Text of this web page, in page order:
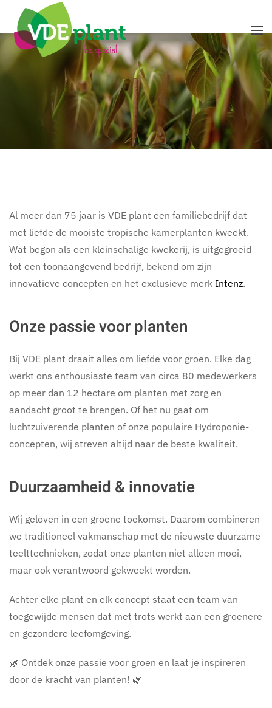
Terug naar hoofdinhoud
Al meer dan 75 jaar is VDE plant een familiebedrijf dat
met liefde de mooiste tropische kamerplanten kweekt.
Wat begon als een kleinschalige kwekerij, is uitgegroeid
tot een toonaangevend bedrijf, bekend om zijn
innovatieve concepten en het exclusieve merk Intenz.
Onze passie voor planten
Bij VDE plant draait alles om liefde voor groen. Elke dag
werkt ons enthousiaste team van circa 80 medewerkers
op meer dan 12 hectare om planten met zorg en
aandacht groot te brengen. Of het nu gaat om
luchtzuiverende planten of onze populaire Hydroponie-
concepten, wij streven altijd naar de beste kwaliteit.
Duurzaamheid & innovatie
Wij geloven in een groene toekomst. Daarom combineren
we traditioneel vakmanschap met de nieuwste duurzame
teelttechnieken, zodat onze planten niet alleen mooi,
maar ook verantwoord gekweekt worden.
Achter elke plant en elk concept staat een team van
toegewijde mensen dat met trots werkt aan een groenere
en gezondere leefomgeving.
🌿 Ontdek onze passie voor groen en laat je inspireren
door de kracht van planten! 🌿